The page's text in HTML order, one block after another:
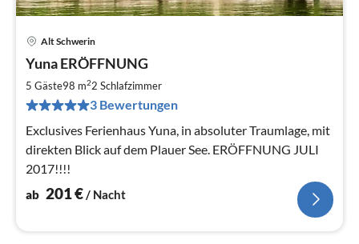
Alt Schwerin
Yuna ERÖFFNUNG
5 Gäste98 m22 Schlafzimmer
3 Bewertungen
Exclusives Ferienhaus Yuna, in absoluter Traumlage, mit
direkten Blick auf dem Plauer See. ERÖFFNUNG JULI
2017!!!!
ab 201€/ Nacht